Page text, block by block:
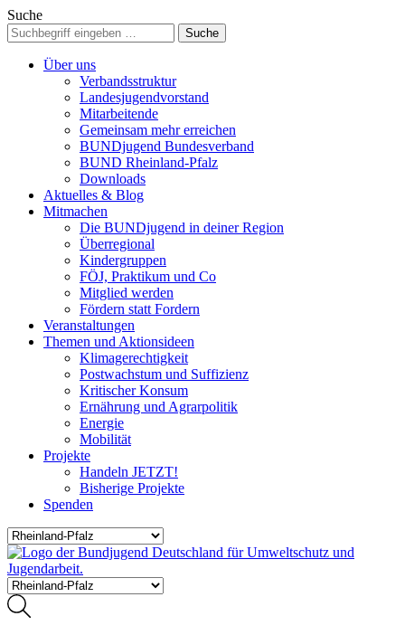
Suche
Über uns
Verbandsstruktur
Landesjugendvorstand
Mitarbeitende
Gemeinsam mehr erreichen
BUNDjugend Bundesverband
BUND Rheinland-Pfalz
Downloads
Aktuelles & Blog
Mitmachen
Die BUNDjugend in deiner Region
Überregional
Kindergruppen
FÖJ, Praktikum und Co
Mitglied werden
Fördern statt Fordern
Veranstaltungen
Themen und Aktionsideen
Klimagerechtigkeit
Postwachstum und Suffizienz
Kritischer Konsum
Ernährung und Agrarpolitik
Energie
Mobilität
Projekte
Handeln JETZT!
Bisherige Projekte
Spenden